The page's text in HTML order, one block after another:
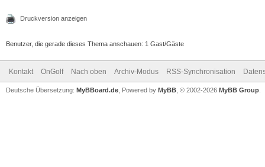
Druckversion anzeigen
Benutzer, die gerade dieses Thema anschauen: 1 Gast/Gäste
Kontakt OnGolf Nach oben Archiv-Modus RSS-Synchronisation
Deutsche Übersetzung: MyBBoard.de , Powered by MyBB , © 2002-2026 MyBB Group